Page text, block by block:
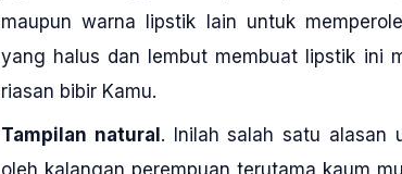
maupun warna lipstik lain untuk
yang halus dan lembut membuat lipstik ini
riasan bibir Kamu.
Tampilan natural. Inilah salah satu alasan
oleh kalangan perempuan terutama kaum